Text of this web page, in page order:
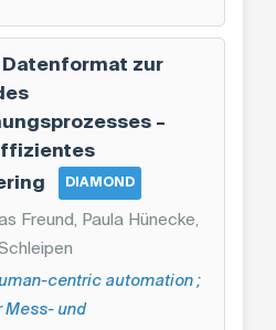
zur
–
DIAMOND
Freund, Paula Hünecke,
centric automation ;
Mess- und